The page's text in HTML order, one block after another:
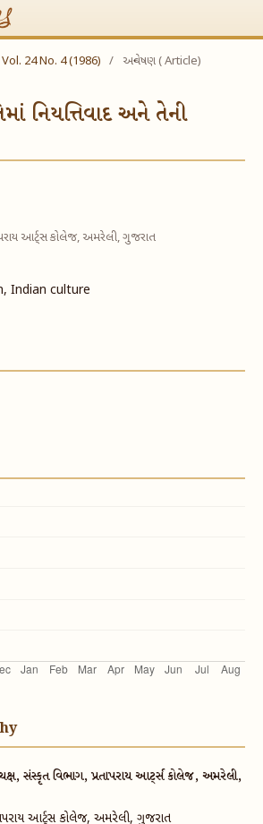
Vol. 24 No. 4 (1986) / અન્વેષણ ( Article)
નિયત્તિવાદ અને તેની
આર્ટ્સ કોલેજ, અમરેલી, ગુજરાત
Indian culture
સંસ્કૃત વિભાગ, પ્રતાપરાય આર્ટ્સ કોલેજ, અમરેલી,
આર્ટ્સ કોલેજ, અમરેલી, ગુજરાત